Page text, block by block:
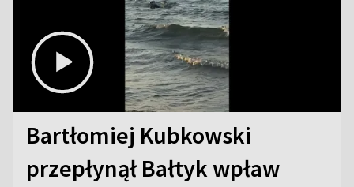
Bartłomiej Kubkowski
przepłynął Bałtyk wpław